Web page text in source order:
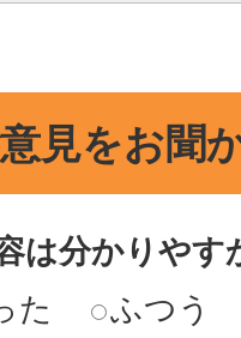
見をお聞
は分かりやす
た
ふつう